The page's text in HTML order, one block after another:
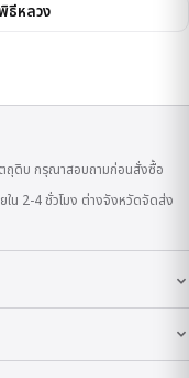
ธีหลวง
ตถุดิบ กรุณาสอบถามก่อนสั่งซื้อ
น 2-4 ชั่วโมง ต่างจังหวัดจัดส่ง